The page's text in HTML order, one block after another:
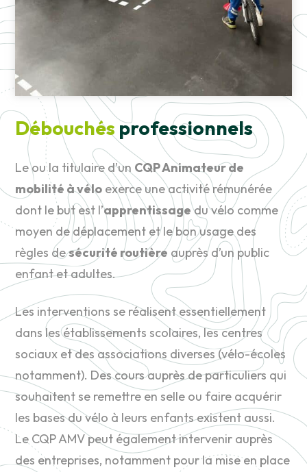
Débouchésprofessionnels
Le ou la titulaire d'un CQP Animateur de
mobilité à vélo exerce une activité rémunérée
dont le but est l’apprentissagedu vélo comme
moyen de déplacement et le bon usage des
règles desécurité routière auprès d’un public
enfant et adultes.
Les interventions se réalisent essentiellement
dans les établissements scolaires, les centres
sociaux et des associations diverses (vélo-écoles
notamment). Des cours auprès de particuliers qui
souhaitent se remettre en selle ou faire acquérir
les bases du vélo à leurs enfants existent aussi.
Le CQP AMV peut également intervenir auprès
des entreprises, notamment pour la mise en place